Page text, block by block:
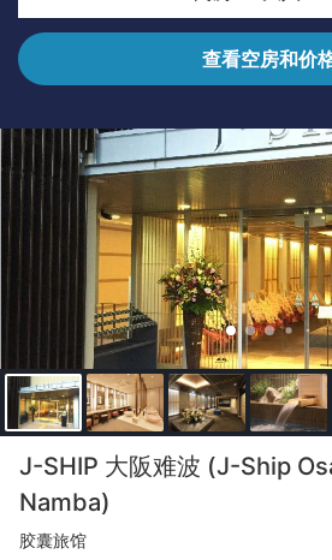
查看空房和价
J-SHIP 大阪难波 (J-Ship
Namba)
胶囊旅馆